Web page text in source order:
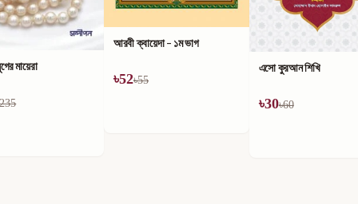
মায়েরা
235
আরবী ক্বায়েদা - ১ম ভাগ
৳52৳55
এসো কুরআন শিখি
৳30৳60